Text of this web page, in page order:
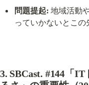
問題提起: 地域活動
っていかないとこの
3. SBCast. #144「